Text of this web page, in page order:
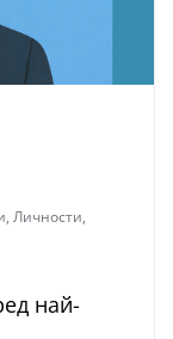
, Личности,
най-